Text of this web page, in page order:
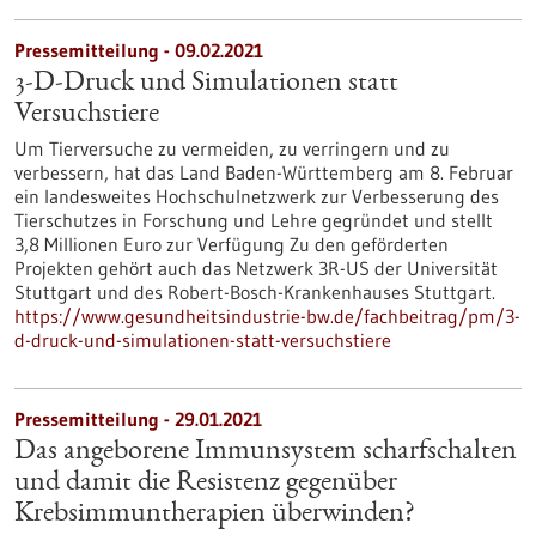
Pressemitteilung - 09.02.2021
3-D-Druck und Simulationen statt
Versuchstiere
Um Tierversuche zu vermeiden, zu verringern und zu
verbessern, hat das Land Baden-Württemberg am 8. Februar
ein landesweites Hochschulnetzwerk zur Verbesserung des
Tierschutzes in Forschung und Lehre gegründet und stellt
3,8 Millionen Euro zur Verfügung Zu den geförderten
Projekten gehört auch das Netzwerk 3R-US der Universität
Stuttgart und des Robert-Bosch-Krankenhauses Stuttgart.
https://www.gesundheitsindustrie-bw.de/fachbeitrag/pm/3-
d-druck-und-simulationen-statt-versuchstiere
Pressemitteilung - 29.01.2021
Das angeborene Immunsystem scharfschalten
und damit die Resistenz gegenüber
Krebsimmuntherapien überwinden?